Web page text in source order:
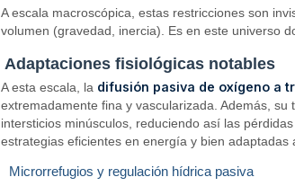
A escala macroscópica, estas restricciones son
volumen (gravedad, inercia). Es en este universo
Adaptaciones fisiológicas notables
A esta escala, la difusión pasiva de oxígeno a
extremadamente fina y vascularizada. Además,
intersticios minúsculos, reduciendo así las
estrategias eficientes en energía y bien adaptadas
Microrrefugios y regulación hídrica pasiva